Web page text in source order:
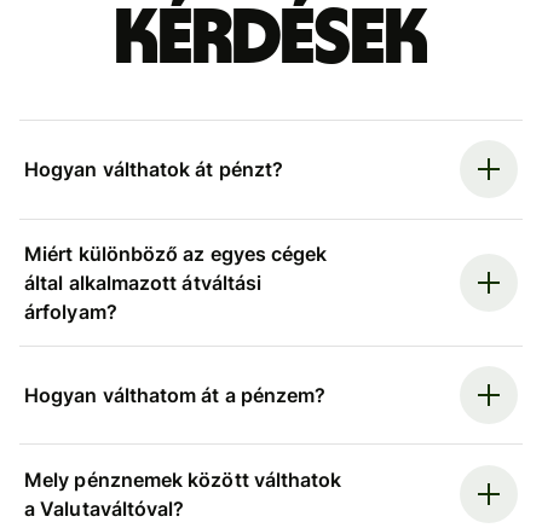
kérdések
Hogyan válthatok át pénzt?
Miért különböző az egyes cégek
által alkalmazott átváltási
árfolyam?
Hogyan válthatom át a pénzem?
Mely pénznemek között válthatok
a Valutaváltóval?